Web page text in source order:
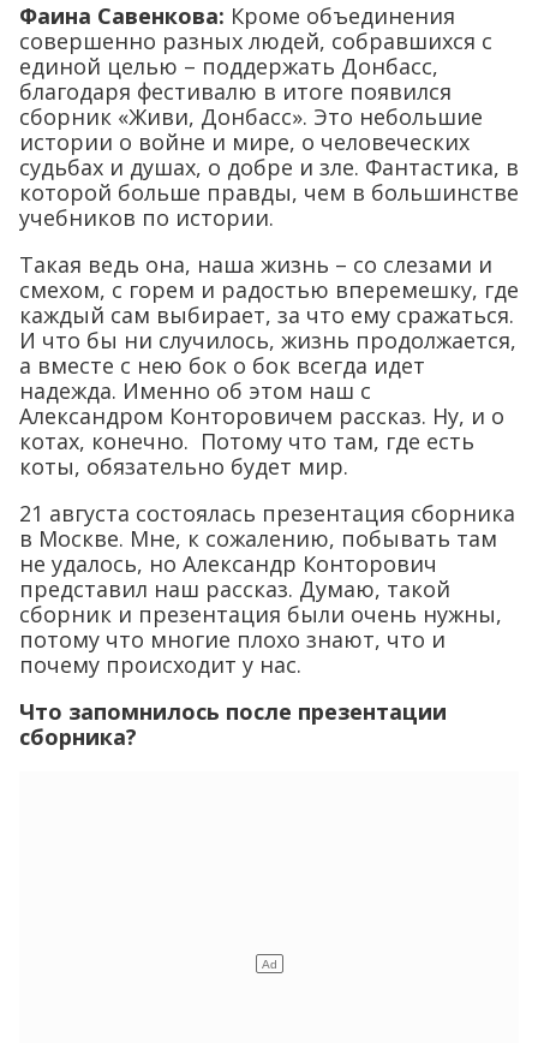
Фаина Савенкова: Кроме объединения
совершенно разных людей, собравшихся с
единой целью – поддержать Донбасс,
благодаря фестивалю в итоге появился
сборник «Живи, Донбасс». Это небольшие
истории о войне и мире, о человеческих
судьбах и душах, о добре и зле. Фантастика, в
которой больше правды, чем в большинстве
учебников по истории.
Такая ведь она, наша жизнь – со слезами и
смехом, с горем и радостью вперемешку, где
каждый сам выбирает, за что ему сражаться.
И что бы ни случилось, жизнь продолжается,
а вместе с нею бок о бок всегда идет
надежда. Именно об этом наш с
Александром Конторовичем рассказ. Ну, и о
котах, конечно. Потому что там, где есть
коты, обязательно будет мир.
21 августа состоялась презентация сборника
в Москве. Мне, к сожалению, побывать там
не удалось, но Александр Конторович
представил наш рассказ. Думаю, такой
сборник и презентация были очень нужны,
потому что многие плохо знают, что и
почему происходит у нас.
Что запомнилось после презентации
сборника?